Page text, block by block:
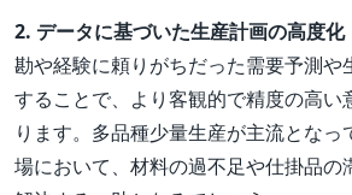
2. データに基づいた生産計画の高度化
勘や経験に頼りがちだった需要予測や
することで、より客観的で精度の高い
ります。多品種少量生産が主流とな
場において、材料の過不足や仕掛品の